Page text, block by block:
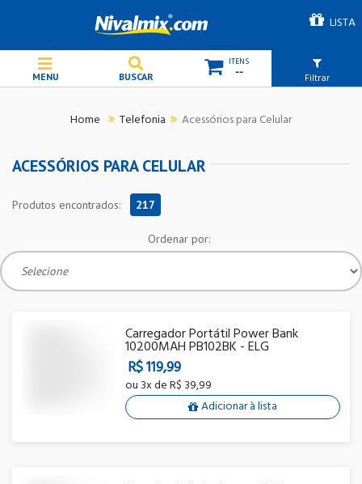
LISTA
-- Filtrar
Telefonia Acessórios para Celular
ACESSÓRIOS PARA CELULAR
Produtos encontrados: 217
Ordenar por:
Carregador Portátil Power Bank
10200MAH PB102BK - ELG
R$ 119,99
ou 3xdeR$ 39,99
Adicionar à lista